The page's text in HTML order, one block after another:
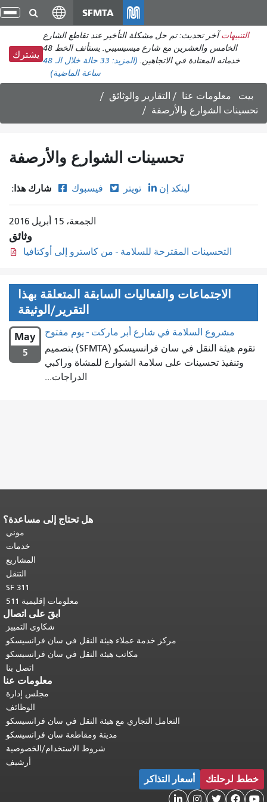
انتقل
إلى
المحتوى
الرئيسي
SFMTA
التنبيهات آخر تحديث: تم حل مشكلة التأخير عند تقاطع الشارع
الخامس والعشرين مع شارع ميسيسيبي. يستأنف الخط 48
خدماته المعتادة في الاتجاهين. (المزيد: 33 حالة
خلال الـ 48
ساعة الماضية)
يشترك
بيت معلومات عنا
التقارير والوثائق
تحسينات الشوارع والأرصفة
تحسينات الشوارع والأرصفة
شارك هذا: فيسبوك تويتر لينكد إن
الجمعة، 15 أبريل 2016
وثائق
التحسينات المقترحة للسلامة - من كاسترو إلى أوكتافيا
الاجتماعات والفعاليات السابقة المتعلقة بهذا
التقرير/الوثيقة
May
5
مشروع السلامة في شارع أبر ماركت - يوم مفتوح
تقوم هيئة النقل في سان فرانسيسكو (SFMTA) بتصميم
وتنفيذ تحسينات على سلامة الشوارع للمشاة وراكبي
الدراجات...
هل تحتاج إلى مساعدة؟
موني
خدمات
المشاريع
التنقل
SF 311
معلومات إقليمية 511
ابقَ على اتصال
شكاوى التمييز
مركز خدمة عملاء هيئة النقل في سان فرانسيسكو
مكاتب هيئة النقل في سان فرانسيسكو
اتصل بنا
معلومات عنا
مجلس إدارة
الوظائف
التعامل التجاري مع هيئة النقل في سان فرانسيسكو
مدينة ومقاطعة سان فرانسيسكو
شروط الاستخدام/الخصوصية
أرشيف
خطط لرحلتك أسعار التذاكر




